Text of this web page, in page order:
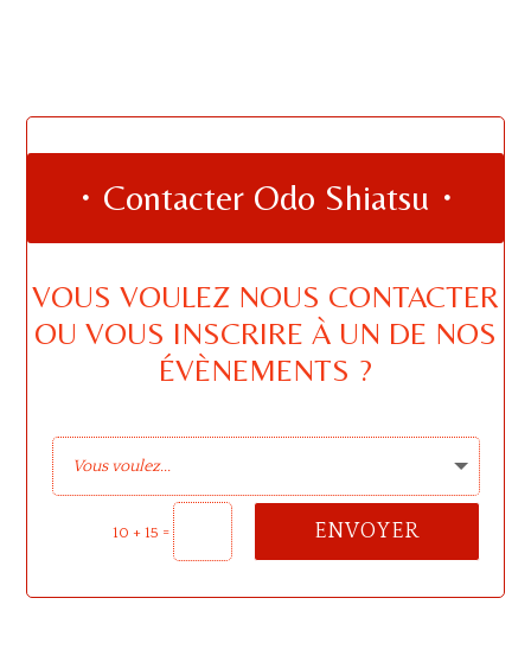
・Contacter Odo Shiatsu・
VOUS VOULEZ NOUS CONTACTER
OU VOUS INSCRIRE À UN DE NOS
ÉVÈNEMENTS ?
10 + 15 = ENVOYER